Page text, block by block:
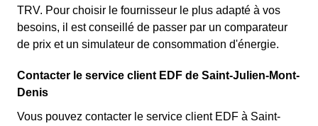
TRV. Pour choisir le fournisseur le plus adapté à vos
besoins, il est conseillé de passer par un comparateur
de prix et un simulateur de consommation d'énergie.
Contacter le service client EDF de Saint-Julien-Mont-
Denis
Vous pouvez contacter le service client EDF à Saint-